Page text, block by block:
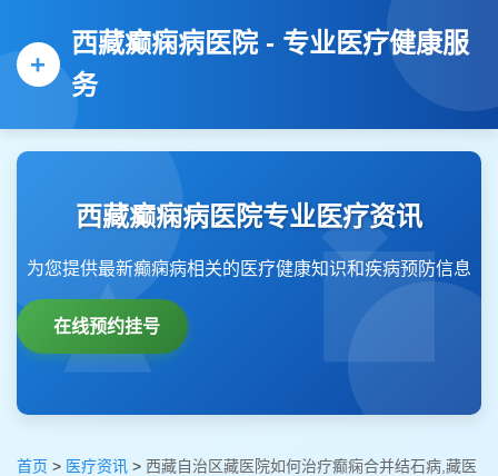
西藏癫痫病医院 - 专业医疗健康服
务
西藏癫痫病医院专业医疗资讯
为您提供最新癫痫病相关的医疗健康知识和疾病预防信息
在线预约挂号
首页 > 医疗资讯 > 西藏自治区藏医院如何治疗癫痫合并结石病,藏医